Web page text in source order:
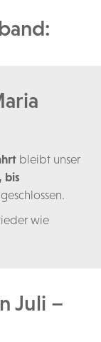
bleibt unser
bis
wie
Juli –